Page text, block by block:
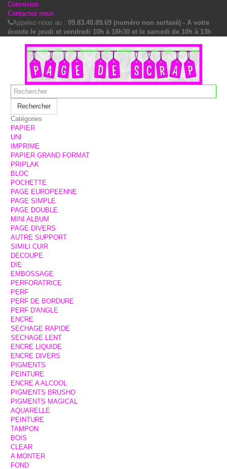
Connexion
Contactez-nous
Appelez-nous au : 09.83.40.89.69 (numéro non surtaxé) - A votre
écoute le jeudi et vendredi 10h à 18h30 et le samedi de 10h à 13h
Rechercher
Catégories
PAPIER
UNI
IMPRIME
PAPIER GRAND FORMAT
PRIPLAK
BLOC
POCHETTE
PAGE EUROPEENNE
PAGE SIMPLE
PAGE DOUBLE
MINI ALBUM
PAGE DIVERS
AUTRE SUPPORT
SIMILI CUIR
DECOUPE
DIE
EMBOSSAGE
PERFORATRICE
PERF
PERF DE BORDURE
PERF D'ANGLE
ENCRE
SECHAGE RAPIDE
SECHAGE LENT
ENCRE LIQUIDE
ENCRE DIVERS
PIGMENTS
PEINTURE
ENCRE A ALCOOL
PIGMENTS BRUSHO
PIGMENTS MAGICAL
AQUARELLE
PEINTURE
TAMPON
BOIS
CLEAR
A MONTER
FOND